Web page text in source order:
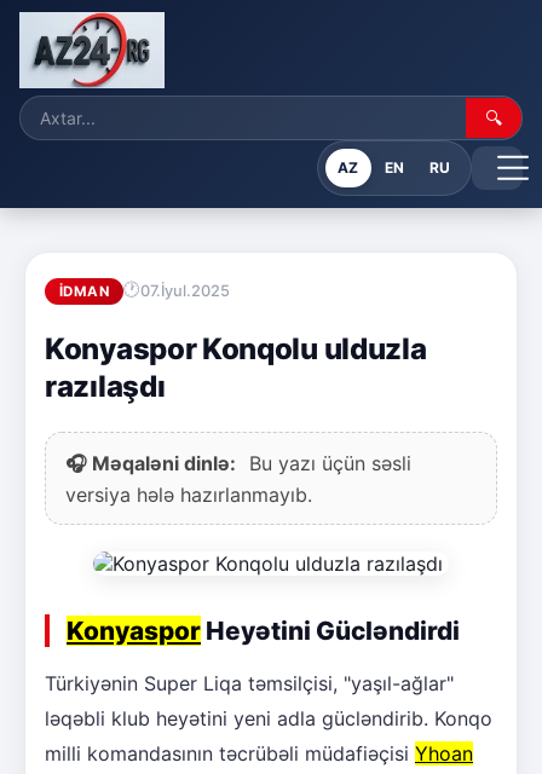
🔍
AZ EN RU
İDMAN 07.İyul.2025
Konyaspor Konqolu ulduzla
razılaşdı
🎧 Məqaləni dinlə:
Bu yazı üçün səsli
versiya hələ hazırlanmayıb.
Konyaspor Heyətini Gücləndirdi
Türkiyənin Super Liqa təmsilçisi, "yaşıl-ağlar"
ləqəbli klub heyətini yeni adla gücləndirib. Konqo
milli komandasının təcrübəli müdafiəçisi Yhoan